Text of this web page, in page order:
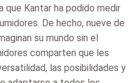
que Kantar ha podido medir
De hecho, nueve de
su mundo sin el
comparten que les
las posibilidades y